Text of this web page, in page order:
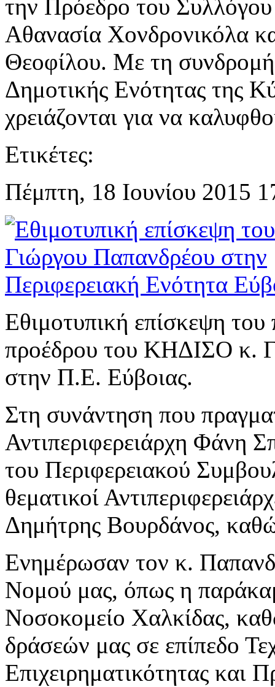
την Πρόεδρο του
Αθανασία Χονδρονικόλα
Θεοφίλου. Με τη
Δημοτικής Ενότητας της
χρειάζονται για να
Ετικέτες:
Πέμπτη, 18 Ιουνίου 2015
Εθιμοτυπική επίσκεψη
προέδρου του ΚΗΔΙΣΟ κ.
στην Π.Ε. Εύβοιας.
Στη συνάντηση που
Αντιπεριφερειάρχη Φάνη
του Περιφερειακού
θεματικοί
Δημήτρης Βουρδάνος,
Ενημέρωσαν τον κ.
Νομού μας, όπως η
Νοσοκομείο Χαλκίδας,
δράσεών μας σε επίπεδο
Επιχειρηματικότητας και